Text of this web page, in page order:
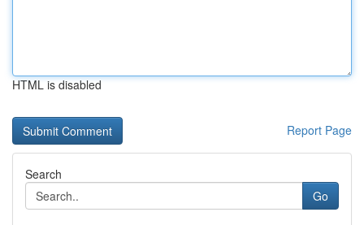
HTML is disabled
Report Page
Search
Go